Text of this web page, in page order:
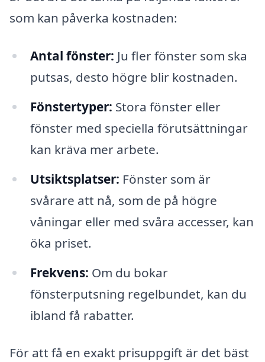
som kan påverka kostnaden:
Antal fönster: Ju fler fönster som ska
putsas, desto högre blir kostnaden.
Fönstertyper: Stora fönster eller
fönster med speciella förutsättningar
kan kräva mer arbete.
Utsiktsplatser: Fönster som är
svårare att nå, som de på högre
våningar eller med svåra accesser, kan
öka priset.
Frekvens: Om du bokar
fönsterputsning regelbundet, kan du
ibland få rabatter.
För att få en exakt prisuppgift är det bäst